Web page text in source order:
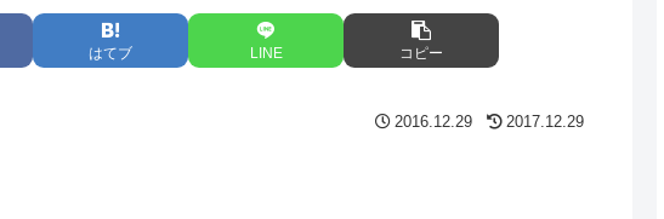
はてブ LINE コピー
2016.12.29 2017.12.29